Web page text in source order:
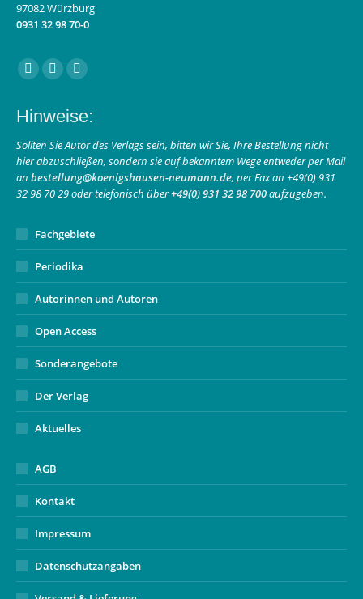
97082 Würzburg
0931 32 98 70-0
Finden Sie uns auf:
Facebook
opens
in
new
window
Instagram
opens
in
new
window
E-
page
opens
in
new
window
Hinweise:
Sollten Sie Autor des Verlags sein, bitten wir Sie, Ihre Bestellung nicht
hier abzuschließen, sondern sie auf bekanntem Wege entweder per Mail
an bestellung@koenigshausen-neumann.de, per Fax an +49(0) 931
32 98 70 29 oder telefonisch über+49(0) 931 32 98 700aufzugeben.
Fachgebiete
Periodika
Autorinnen und Autoren
Open Access
Sonderangebote
Der Verlag
Aktuelles
AGB
Kontakt
Impressum
Datenschutzangaben